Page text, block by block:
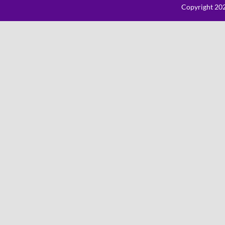
Copyright